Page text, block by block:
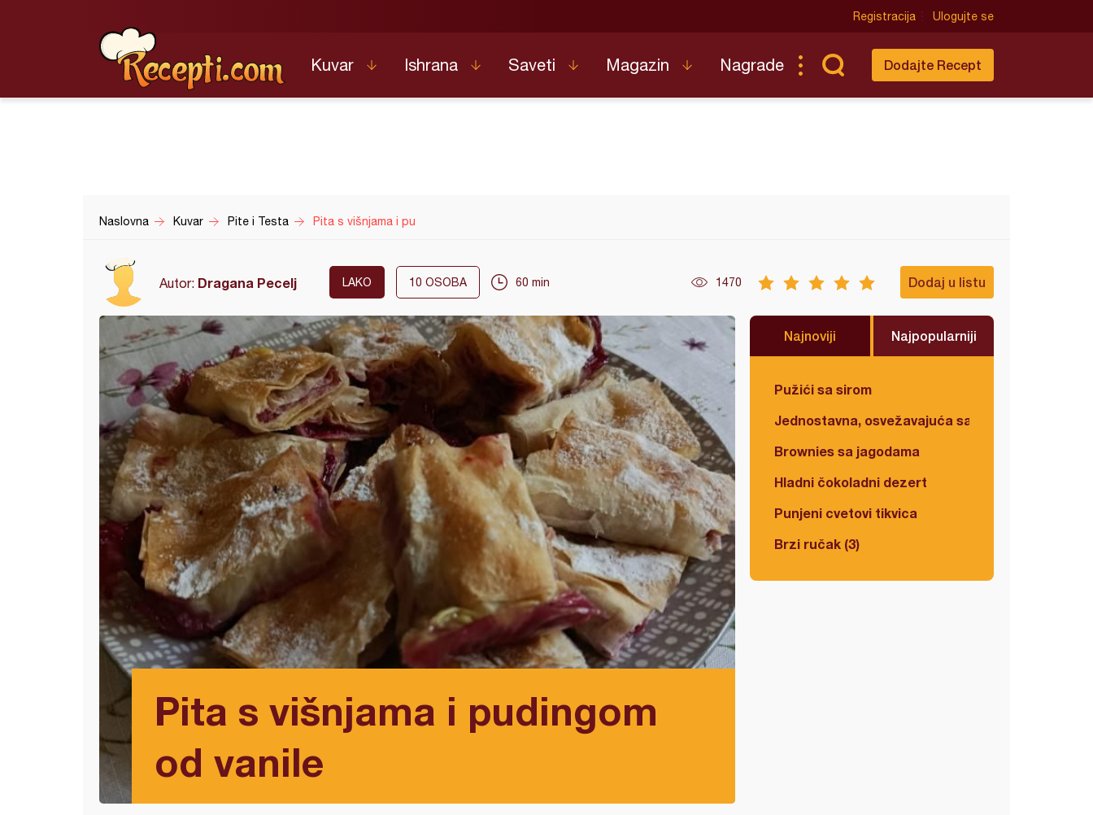
Registracija Ulogujte se
Kuvar Ishrana Saveti Magazin Nagrade Dodajte Recept
Naslovna Kuvar Pite i Testa Pita s višnjama i pu
Autor: Dragana Pecelj LAKO 10 OSOBA 60 min 1470 Dodaj u listu
Pita s višnjama i pudingom
od vanile
Najnoviji Najpopularniji
Pužići sa sirom
Jednostavna, osvežavajuća salata
Brownies sa jagodama
Hladni čokoladni dezert
Punjeni cvetovi tikvica
Brzi ručak (3)